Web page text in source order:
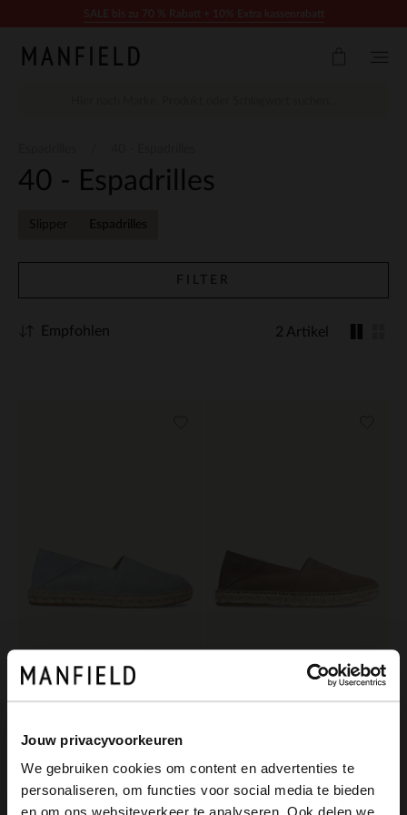
Jouw privacyvoorkeuren
We gebruiken cookies om content en advertenties te
personaliseren, om functies voor social media te bieden
40 - Espadrilles
Slipper Espadrilles
FILTER
2 Artikel
Empfohlen
Manfield
Hellblaue Espadrilles aus Veloursleder Graue Veloursleder-Espadrilles